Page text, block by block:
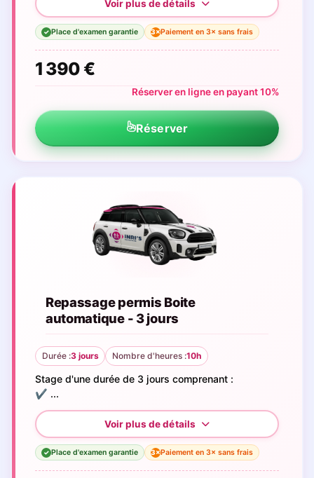
✓ Place d'examen garantie 3×Paiement en 3× sans frais
1 390 €
Réserver en ligne en payant 10%
Réserver
Repassage permis Boite
automatique - 3 jours
Durée :3 jours Nombre d'heures :10h
Stage d'une durée de 3 jours comprenant :
✔️ ...
✓ Place d'examen garantie 3×Paiement en 3× sans frais